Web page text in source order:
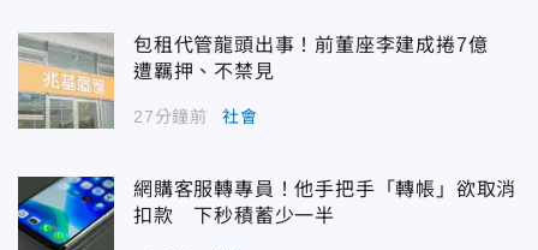
包租代管龍頭出事！前董座李建成捲7億
遭羈押、不禁見
27分鐘前 社會
網購客服轉專員！他手把手「轉帳」欲取消
扣款 下秒積蓄少一半